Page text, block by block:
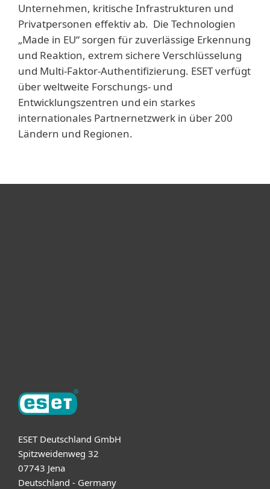
Unternehmen, kritische Infrastrukturen und
Privatpersonen effektiv ab. Die Technologien
„Made in EU“ sorgen für zuverlässige Erkennung
und Reaktion, extrem sichere Verschlüsselung
und Multi-Faktor-Authentifizierung. ESET verfügt
über weltweite Forschungs- und
Entwicklungszentren und ein starkes
internationales Partnernetzwerk in über 200
Ländern und Regionen.
ESET Deutschland GmbH
Spitzweidenweg 32
07743 Jena
Deutschland - Germany